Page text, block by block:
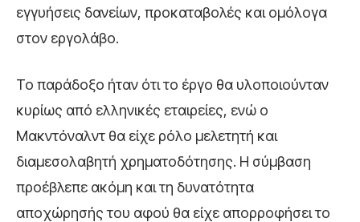
εγγυήσεις δανείων, προκαταβολές και ομόλογα
στον εργολάβο.
Το παράδοξο ήταν ότι το έργο θα υλοποιούνταν
κυρίως από ελληνικές εταιρείες, ενώ ο
Μακντόναλντ θα είχε ρόλο μελετητή και
διαμεσολαβητή χρηματοδότησης. Η σύμβαση
προέβλεπε ακόμη και τη δυνατότητα
αποχώρησής του αφού θα είχε απορροφήσει το